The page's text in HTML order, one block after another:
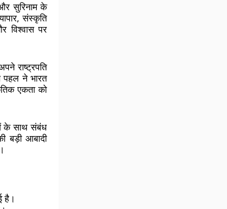
सुरिनाम के
संस्कृति
विश्वास पर
राष्ट्रपति
पहल ने भारत
एकता को
के साथ संबंध
बड़ी आबादी
है।